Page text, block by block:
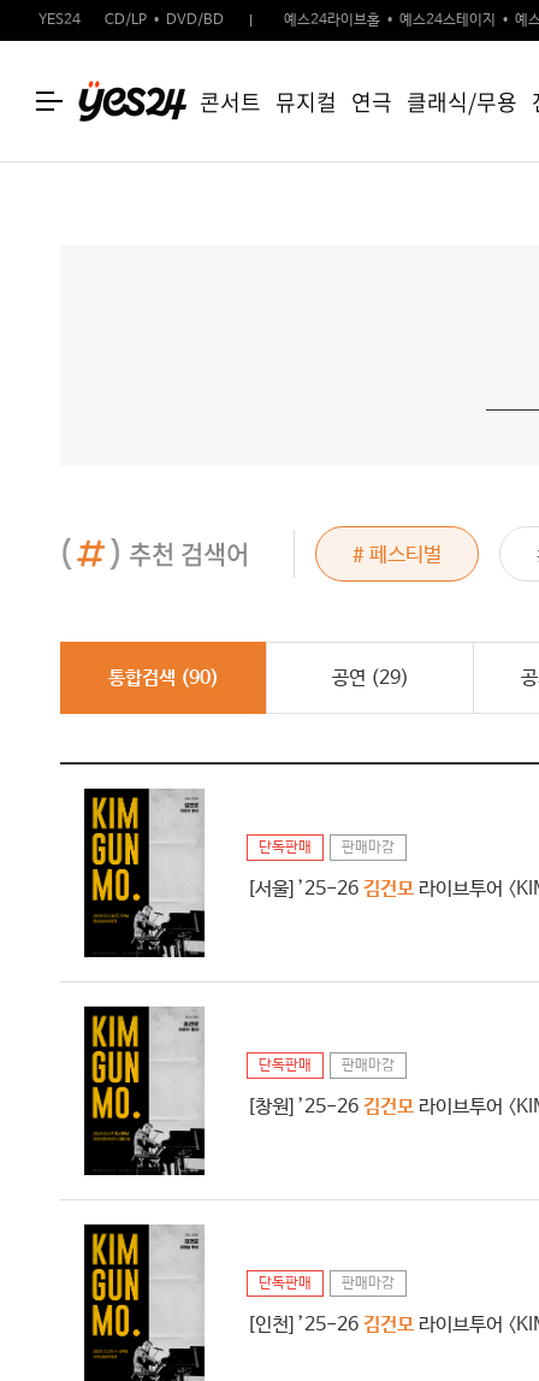
YES24 CD/LP DVD/BD 예스24라이브홀 예스24스테이지 예
콘서트 뮤지컬 연극 클래식/무용
추천 검색어
곤포니 # 페스티벌 # 그래이공
통합검색 (90) 공연 (29)
단독판매 판매마감
[서울] ’25-26 김건모 라이브투어 〈
단독판매 판매마감
[창원] ’25-26 김건모 라이브투어 〈
단독판매 판매마감
[인천] ’25-26 김건모 라이브투어 〈